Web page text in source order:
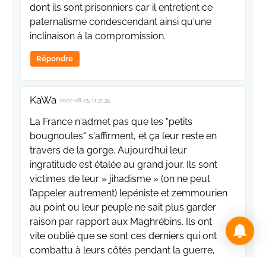
dont ils sont prisonniers car il entretient ce
paternalisme condescendant ainsi qu'une
inclinaison à la compromission.
Répondre
KaWa 2022-08-25 11:31:35
La France n'admet pas que les "petits
bougnoules" s'affirment, et ça leur reste en
travers de la gorge. Aujourd’hui leur
ingratitude est étalée au grand jour. Ils sont
victimes de leur » jihadisme » (on ne peut
l’appeler autrement) lepéniste et zemmourien
au point ou leur peuple ne sait plus garder
raison par rapport aux Maghrébins. Ils ont
vite oublié que se sont ces derniers qui ont
combattu à leurs côtés pendant la guerre,